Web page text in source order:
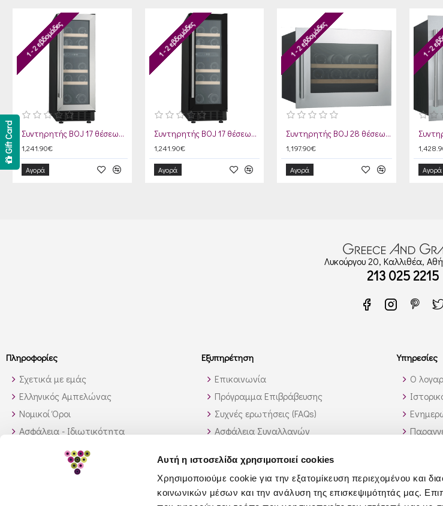
Αυτή η ιστοσελίδα χρησιμοποιεί cookies
Χρησιμοποιούμε cookie για την εξατομίκευση περιεχομένου και
κοινωνικών μέσων και την ανάλυση της επισκεψιμότητάς μας.
1 - 2 εβδομάδες
Συντηρητής BOJ 17 θέσεων Inox
1,241.90€
Αγορά
1 - 2 εβδομάδες
Συντηρητής BOJ 17 θέσεων Μαύρο
1,241.90€
Αγορά
1 - 2 εβδομάδες
Συντηρητής BOJ 28 θέσεων Inox
1,197.90€
Αγορά
1 - 2
Αγορά
Gift Card
Λυκούργου 20, Καλλιθέα,
213 025 2215
Πληροφορίες
Σχετικά με εμάς
Ελληνικός Αμπελώνας
Νομικοί Όροι
Ασφάλεια - Ιδιωτικότητα
Τρόποι Αποστολής
Διαθεσιμότητα προϊόντων
Εξυπηρέτηση
Επικοινωνία
Πρόγραμμα Επιβράβευσης
Συχνές ερωτήσεις (FAQs)
Ασφάλεια Συναλλαγών
Πως θα βρώ αυτό που ψάχνω;
Υπηρεσίες
Ο